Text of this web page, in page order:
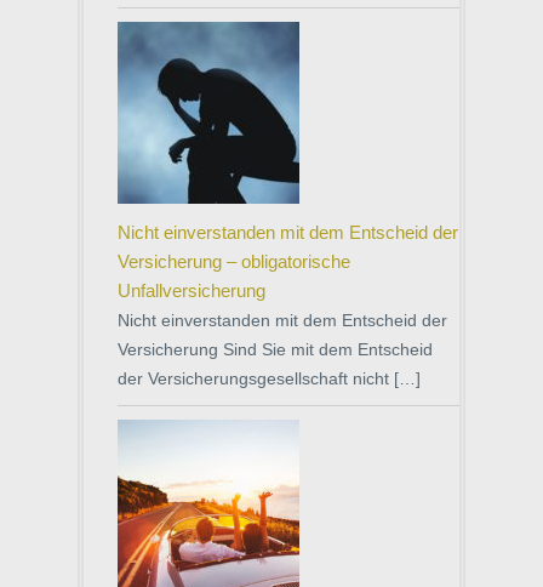
Nicht einverstanden mit dem Entscheid der
Versicherung – obligatorische
Unfallversicherung
Nicht einverstanden mit dem Entscheid der
Versicherung Sind Sie mit dem Entscheid
der Versicherungsgesellschaft nicht […]